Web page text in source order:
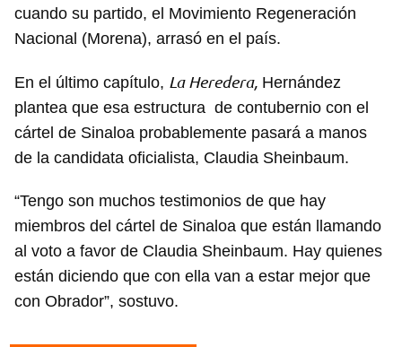
cuando su partido, el Movimiento Regeneración
Nacional (Morena), arrasó en el país.
En el último capítulo, La Heredera, Hernández
plantea que esa estructura de contubernio con el
cártel de Sinaloa probablemente pasará a manos
de la candidata oficialista, Claudia Sheinbaum.
“Tengo son muchos testimonios de que hay
miembros del cártel de Sinaloa que están llamando
al voto a favor de Claudia Sheinbaum. Hay quienes
están diciendo que con ella van a estar mejor que
con Obrador”, sostuvo.